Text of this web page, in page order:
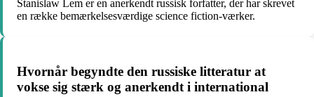
Stanislaw Lem er en anerkendt russisk forfatter, der har skrevet
en række bemærkelsesværdige science fiction-værker.
Hvornår begyndte den russiske litteratur at
vokse sig stærk og anerkendt i international